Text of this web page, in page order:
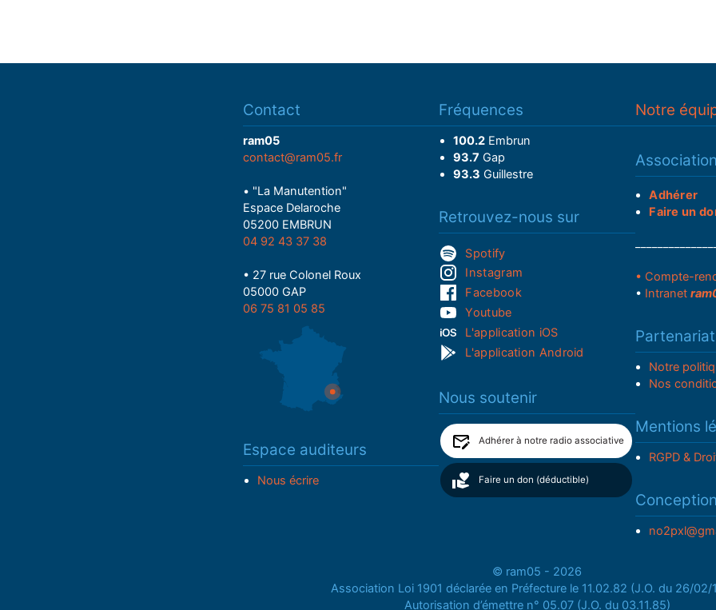
Contact
ram05
contact@ram05.fr
• "La Manutention"
Espace Delaroche
05200 EMBRUN
04 92 43 37 38
• 27 rue Colonel Roux
05000 GAP
06 75 81 05 85
Espace auditeurs
Nous écrire
Fréquences
100.2Embrun
93.7 Gap
93.3 Guillestre
Retrouvez-nous sur
Spotify
Instagram
Facebook
Youtube
L'application iOS
L'application Android
Nous soutenir
Adhérer à notre radio associative
Faire un don (déductible)
Notre
Association
Adhérer
Faire un
• Compte-
• Intranet
Notre
Nos
Mentions
RGPD &
© ram05 - 2026
Association Loi 1901 déclarée en Préfecture le 11.02.82 (J.O. du 26/02/
Autorisation d’émettre n° 05.07 (J.O. du 03.11.85)